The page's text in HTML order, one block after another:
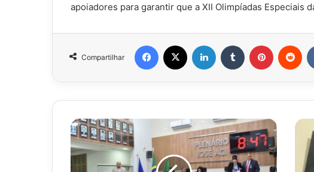
apoiadores para garantir que a XII Olimpíadas Especiais
Compartilhar
Facebook Linkedin Tumblr Pinterest